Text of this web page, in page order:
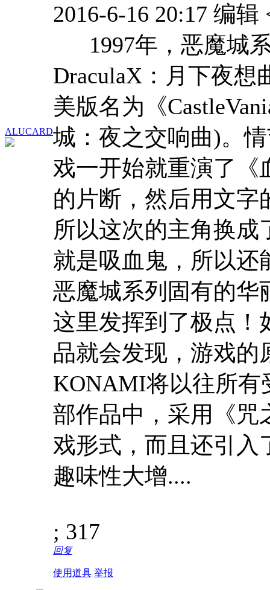
ALUCARD
2016-6-16 20:17 编
1997年，恶魔城
DraculaX：月下夜想
美版名为《
城：夜之交响曲)。
戏一开始就重演了《
的片断，然后用文字
所以这次的主角换
就是吸血鬼，所以还
恶魔城系列固有的华
这里发挥到了极点！
品就会发现，游戏的
KONAMI将以往所有
部作品中，采用《咒
戏形式，而且还引入
趣味性大增....
; 317
回复
使用道具 举报